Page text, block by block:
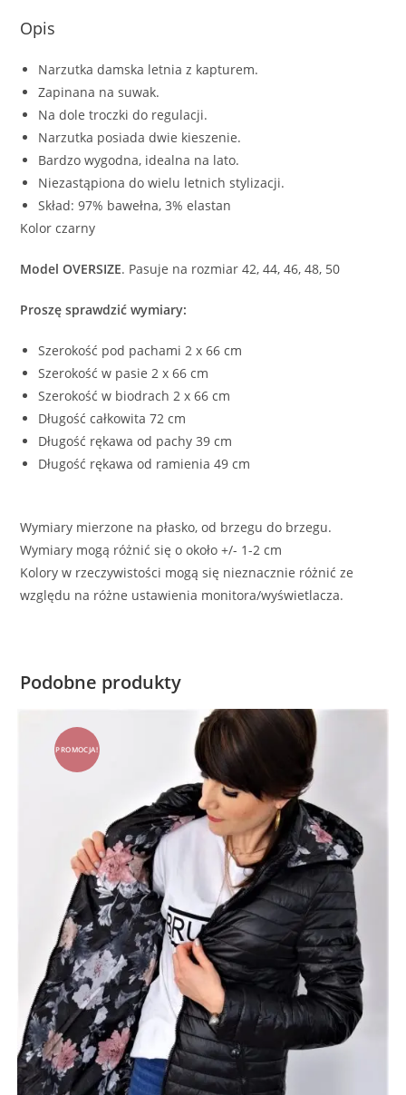
Opis
Narzutka damska letnia z kapturem.
Zapinana na suwak.
Na dole troczki do regulacji.
Narzutka posiada dwie kieszenie.
Bardzo wygodna, idealna na lato.
Niezastąpiona do wielu letnich stylizacji.
Skład: 97% bawełna, 3% elastan
Kolor czarny
Model OVERSIZE. Pasuje na rozmiar 42, 44, 46, 48, 50
Proszę sprawdzić wymiary:
Szerokość pod pachami 2 x 66 cm
Szerokość w pasie 2 x 66 cm
Szerokość w biodrach 2 x 66 cm
Długość całkowita 72 cm
Długość rękawa od pachy 39 cm
Długość rękawa od ramienia 49 cm
Wymiary mierzone na płasko, od brzegu do brzegu.
Wymiary mogą różnić się o około +/- 1-2 cm
Kolory w rzeczywistości mogą się nieznacznie różnić ze
względu na różne ustawienia monitora/wyświetlacza.
Podobne produkty
PROMOCJA!